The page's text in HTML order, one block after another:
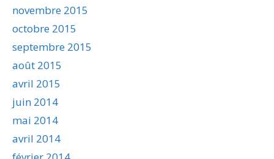
novembre 2015
octobre 2015
septembre 2015
août 2015
avril 2015
juin 2014
mai 2014
avril 2014